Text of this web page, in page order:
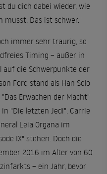
du dich dabei wieder, wie
Das ist schwer."
immer sehr traurig, so
Timing – außer in
auf die Schwerpunkte der
Ford stand als Han Solo
Erwachen der Macht"
"Die letzten Jedi". Carrie
Leia Organa im
IX" stehen. Doch die
2016 im Alter von 60
– ein Jahr, bevor